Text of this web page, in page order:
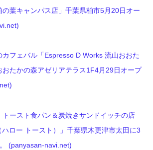
の葉キャンパス店」千葉県柏市5月20日オー
カフェバル「Espresso D Works 流山おおた
おたかの森アゼリアテラス1F4月29日オープ
トースト食パン＆炭焼きサンドイッチの店
ハロー トースト）」千葉県木更津市太田に3
(panyasan-navi.net)